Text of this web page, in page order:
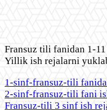
Fransuz tili fanidan 1-
Yillik ish rejalarni
1-sinf-fransuz-tili
2-sinf-fransuz-tili fani
Fransuz-tili 3 sinf ish